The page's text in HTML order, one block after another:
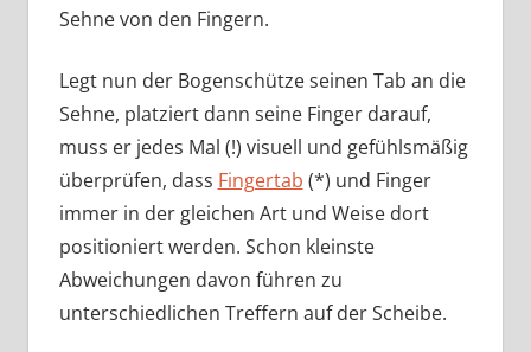
Sehne von den Fingern.
Legt nun der Bogenschütze seinen Tab an die
Sehne, platziert dann seine Finger darauf,
muss er jedes Mal (!) visuell und gefühlsmäßig
überprüfen, dass Fingertab (*) und Finger
immer in der gleichen Art und Weise dort
positioniert werden. Schon kleinste
Abweichungen davon führen zu
unterschiedlichen Treffern auf der Scheibe.